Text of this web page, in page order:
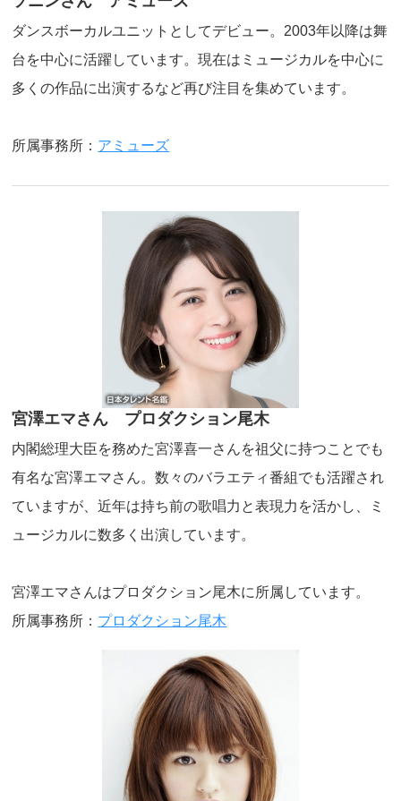
ダンスボーカルユニットとしてデビュー。2003年以降は舞
台を中心に活躍しています。現在はミュージカルを中心に
多くの作品に出演するなど再び注目を集めています。
所属事務所： アミューズ
宮澤エマさん プロダクション尾木
内閣総理大臣を務めた宮澤喜一さんを祖父に持つことでも
有名な宮澤エマさん。数々のバラエティ番組でも活躍され
ていますが、近年は持ち前の歌唱力と表現力を活かし、ミ
ュージカルに数多く出演しています。
宮澤エマさんはプロダクション尾木に所属しています。
所属事務所： プロダクション尾木